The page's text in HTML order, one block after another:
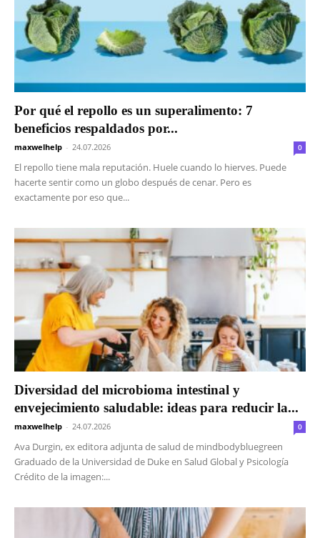
Por qué el repollo es un superalimento: 7
beneficios respaldados por...
maxwelhelp - 24.07.2026 0
El repollo tiene mala reputación. Huele cuando lo hierves. Puede
hacerte sentir como un globo después de cenar. Pero es
exactamente por eso que...
Diversidad del microbioma intestinal y
envejecimiento saludable: ideas para reducir la...
maxwelhelp - 24.07.2026 0
Ava Durgin, ex editora adjunta de salud de mindbodybluegreen
Graduado de la Universidad de Duke en Salud Global y Psicología
Crédito de la imagen:...